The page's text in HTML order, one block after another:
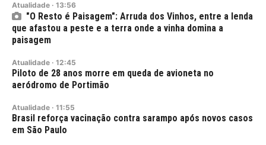
Atualidade · 13:56
"O Resto é Paisagem": Arruda dos Vinhos, entre a lenda
que afastou a peste e a terra onde a vinha domina a
paisagem
Atualidade · 12:45
Piloto de 28 anos morre em queda de avioneta no
aeródromo de Portimão
Atualidade · 11:55
Brasil reforça vacinação contra sarampo após novos casos
em São Paulo